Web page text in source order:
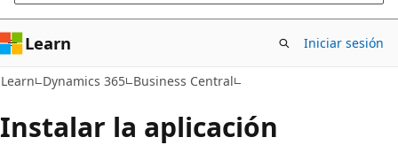
Learn Iniciar sesión
Learn Dynamics 365 Business Central
Instalar la aplicación